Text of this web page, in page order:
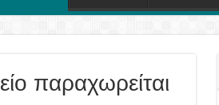
παραχωρείται